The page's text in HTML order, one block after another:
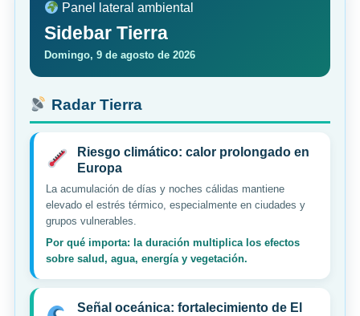
Panel lateral ambiental
Sidebar Tierra
Domingo, 9 de agosto de 2026
Radar Tierra
Riesgo climático: calor prolongado en
Europa
La acumulación de días y noches cálidas mantiene
elevado el estrés térmico, especialmente en ciudades y
grupos vulnerables.
Por qué importa: la duración multiplica los efectos
sobre salud, agua, energía y vegetación.
Señal oceánica: fortalecimiento de El